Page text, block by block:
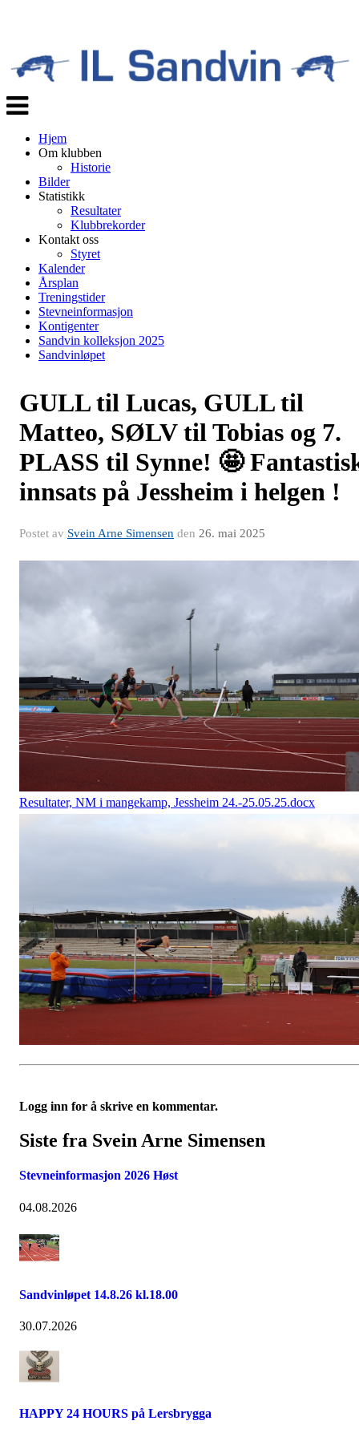
Veksle
navigasjon
Hjem
Om klubben
Historie
Bilder
Statistikk
Resultater
Klubbrekorder
Kontakt oss
Styret
Kalender
Årsplan
Treningstider
Stevneinformasjon
Kontigenter
Sandvin kolleksjon 2025
Sandvinløpet
GULL til Lucas, GULL til
Matteo, SØLV til Tobias og 7.
PLASS til Synne! 🤩
innsats på Jessheim i helgen !
Postet av Svein Arne Simensen den 26. mai 2025
Resultater, NM i mangekamp, Jessheim 24.-25.05.25.docx
Logg inn for å skrive en kommentar.
Siste fra Svein Arne Simensen
Stevneinformasjon 2026 Høst
04.08.2026
Sandvinløpet 14.8.26 kl.18.00
30.07.2026
HAPPY 24 HOURS på Lersbrygga